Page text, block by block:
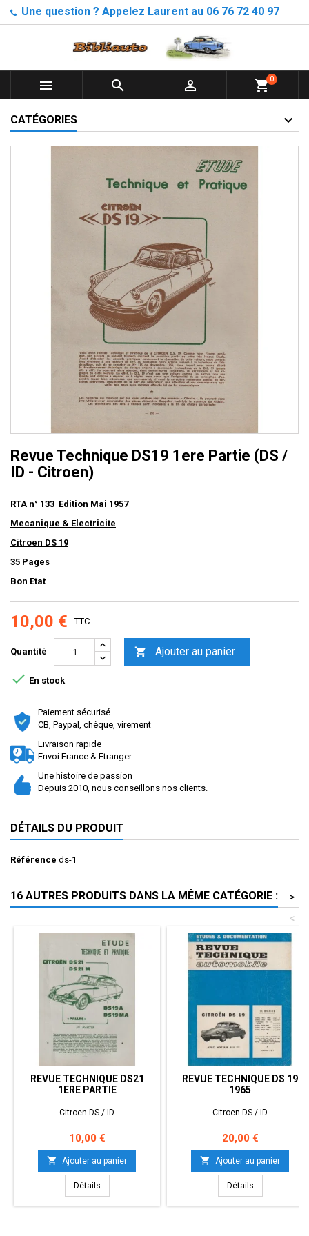
Une question ? Appelez Laurent au 06 76 72 40 97
   shopping_cart0
CATÉGORIES
Revue Technique DS19 1ere Partie (DS /
ID - Citroen)
RTA n° 133 Edition Mai 1957
Mecanique & Electricite
Citroen DS 19
35 Pages
Bon Etat
10,00 € TTC
Quantité  Ajouter au panier
 En stock
Paiement sécurisé
CB, Paypal, chèque, virement
Livraison rapide
Envoi France & Etranger
Une histoire de passion
Depuis 2010, nous conseillons nos clients.
DÉTAILS DU PRODUIT
Référence ds-1
16 AUTRES PRODUITS DANS LA MÊME CATÉGORIE :
>
<
REVUE TECHNIQUE DS21
1ERE PARTIE
Citroen DS / ID
Prix
10,00 €
 Ajouter au panier
Détails
REVUE TECHNIQUE DS 19
1965
Citroen DS / ID
Prix
20,00 €
 Ajouter au panier
Détails